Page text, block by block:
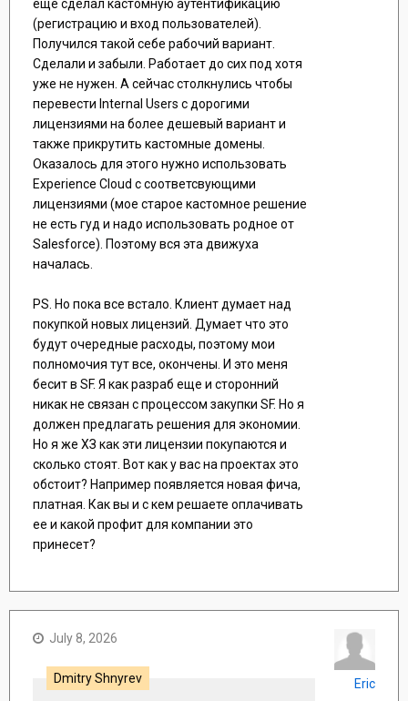
еще сделал кастомную аутентификацию
(регистрацию и вход пользователей).
Получился такой себе рабочий вариант.
Сделали и забыли. Работает до сих под хотя
уже не нужен. А сейчас столкнулись чтобы
перевести Internal Users с дорогими
лицензиями на более дешевый вариант и
также прикрутить кастомные домены.
Оказалось для этого нужно использовать
Experience Cloud с соответсвующими
лицензиями (мое старое кастомное решение
не есть гуд и надо использовать родное от
Salesforce). Поэтому вся эта движуха
началась.
PS. Но пока все встало. Клиент думает над
покупкой новых лицензий. Думает что это
будут очередные расходы, поэтому мои
полномочия тут все, окончены. И это меня
бесит в SF. Я как разраб еще и сторонний
никак не связан с процессом закупки SF. Но я
должен предлагать решения для экономии.
Но я же ХЗ как эти лицензии покупаются и
сколько стоят. Вот как у вас на проектах это
обстоит? Например появляется новая фича,
платная. Как вы и с кем решаете оплачивать
ее и какой профит для компании это
принесет?
July 8, 2026
Dmitry Shnyrev Eric